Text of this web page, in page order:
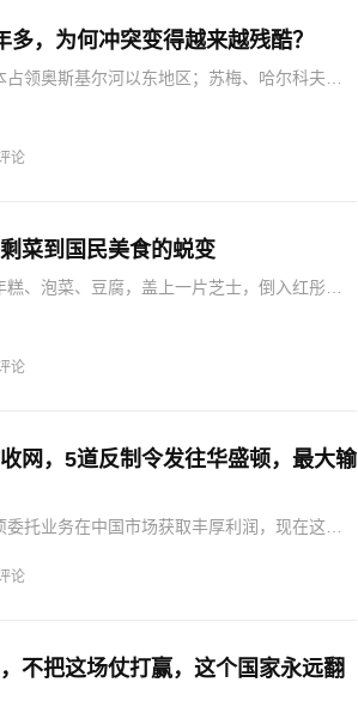
，为何冲突变得越来越残酷？
领奥斯基尔河以东地区；苏梅、哈尔科夫等
论
菜到国民美食的蜕变
、泡菜、豆腐，盖上一片芝士，倒入红彤彤
论
网，5道反制令发往华盛顿，最大输
托业务在中国市场获取丰厚利润，现在这扇
的傲慢付出了代价。这种自相矛盾的政策，
论
不把这场仗打赢，这个国家永远翻